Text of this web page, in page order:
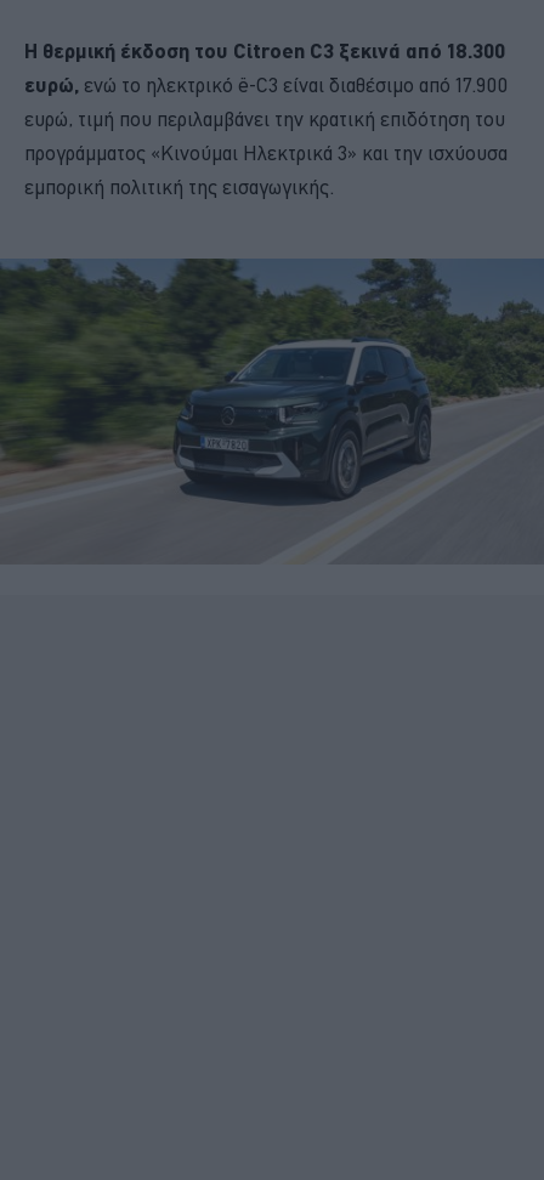
Η θερμική έκδοση του Citroen C3 ξεκινά από 18.300
ευρώ, ενώ το ηλεκτρικό ë-C3 είναι διαθέσιμο από 17.900
ευρώ, τιμή που περιλαμβάνει την κρατική επιδότηση του
προγράμματος «Κινούμαι Ηλεκτρικά 3» και την ισχύουσα
εμπορική πολιτική της εισαγωγικής.